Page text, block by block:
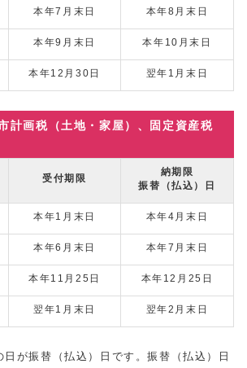
本年7月末日 本年8月末日
本年9月末日 本年10月末日
本年12月30日 翌年1月末日
計画税（土地・家屋）、固定資産税
受付期限
納期限
振替（払込）日
本年1月末日 本年4月末日
本年6月末日 本年7月末日
本年11月25日 本年12月25日
翌年1月末日 翌年2月末日
日が振替（払込）日です。振替（払込）日